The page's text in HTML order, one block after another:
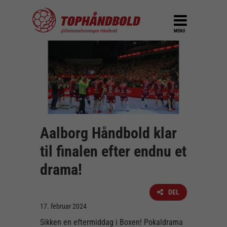
MENU
Aalborg Håndbold klar
til finalen efter endnu et
drama!
DEL
17. februar 2024
Sikken en eftermiddag i Boxen! Pokaldrama